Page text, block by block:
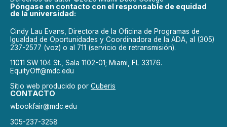
Póngase en contacto con el responsable de equidad
de la universidad:
Cindy Lau Evans, Directora de la Oficina de Programas de
Igualdad de Oportunidades y Coordinadora de la ADA, al (305)
237-2577 (voz) o al 711 (servicio de retransmisión).
11011 SW 104 St., Sala 1102-01; Miami, FL 33176.
EquityOff@mdc.edu
Sitio web producido por Cuberis
CONTACTO
wbookfair@mdc.edu
305-237-3258